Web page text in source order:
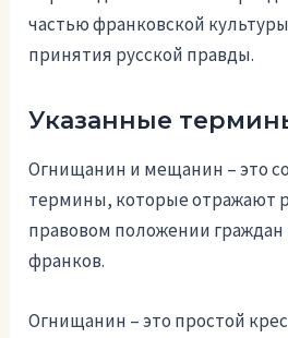
частью франковской
принятия русской правды.
Указанные
Огнищанин и мещанин – это
термины, которые отражают
правовом положении
франков.
Огнищанин – это простой